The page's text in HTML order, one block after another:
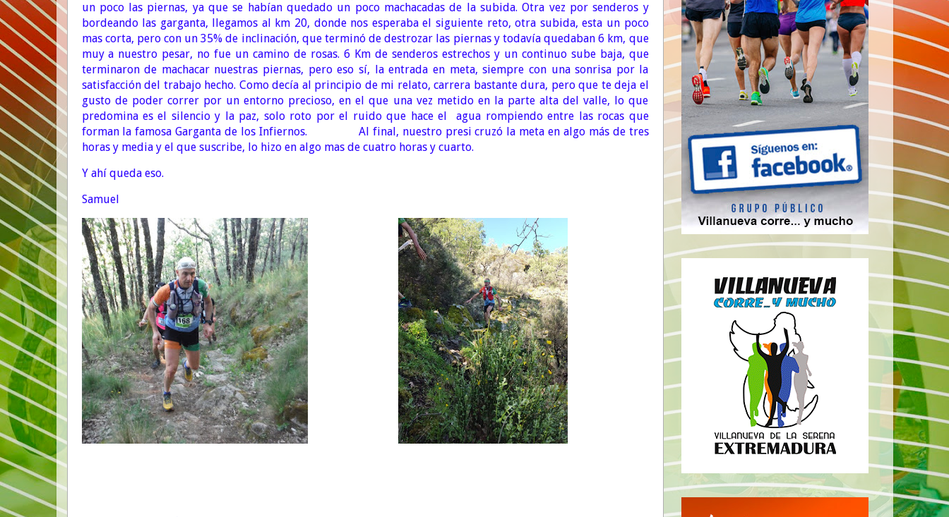
un poco las piernas, ya que se habían quedado un poco machacadas de la subida. Otra vez por senderos y
bordeando las garganta, llegamos al km 20, donde nos esperaba el siguiente reto, otra subida, esta un poco
mas corta, pero con un 35% de inclinación, que terminó de destrozar las piernas y todavía quedaban 6 km, que
muy a nuestro pesar, no fue un camino de rosas. 6 Km de senderos estrechos y un continuo sube baja, que
terminaron de machacar nuestras piernas, pero eso sí, la entrada en meta, siempre con una sonrisa por la
satisfacción del trabajo hecho. Como decía al principio de mi relato, carrera bastante dura, pero que te deja el
gusto de poder correr por un entorno precioso, en el que una vez metido en la parte alta del valle, lo que
predomina es el silencio y la paz, solo roto por el ruido que hace el agua rompiendo entre las rocas que
forman la famosa Garganta de los Infiernos. Al final, nuestro presi cruzó la meta en algo más de tres
horas y media y el que suscribe, lo hizo en algo mas de cuatro horas y cuarto.
Y ahí queda eso.
Samuel